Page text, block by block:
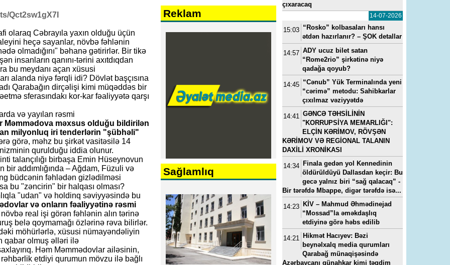
Qct2sw1gX7I
olaraq Cəbrayıla yaxın olduğu üçün
heçə sayanlar, növbə fəhlənin
olmadığını" bəhanə gətirirlər. Bir tikə
insanların qanını-tərini axıtdıqdan
bu meydanı açan xüsusi
alanda niyə fərqli idi? Dövlət başçısına
Qarabağın dirçəlişi kimi müqəddəs bir
sferasındakı kor-kar fəaliyyətə qarşı
və yayılan rəsmi
Məmmədova məxsus olduğu bildirilən
milyonluq iri tenderlərin "şübhəli"
görə, məhz bu şirkət vasitəsilə 14
qurulduğu iddia olunur.
talançılığı birbaşa Emin Hüseynovun
addımlığında – Ağdam, Füzuli və
büdcənin fəhlədən gizlədilməsi
bu "zəncirin" bir halqası olması?
"udan" və holdinq səviyyəsində bu
və onların fəaliyyətinə rəsmi
növbə real işi görən fəhlənin alın tərinə
belə qoymamağı özlərinə rəva bilirlər.
möhürlərlə, xüsusi nümayəndəliyin
qabar olmuş əlləri ilə
Həm Məmmədovlar ailəsinin,
etdiyi qurumun mövzu ilə bağlı
Reklam
Sağlamlıq
çıxaracaq
14-07-2026
15:03 “Rosko” kolbasaları hansı
ətdən hazırlanır? – ŞOK detallar
14:57 ADY ucuz bilet satan
“Rome2rio” şirkətinə niyə
qadağa qoyub?
14:45 “Cənub” Yük Terminalında yeni
“cərimə” metodu: Sahibkarlar
çıxılmaz vəziyyətdə
14:41 GƏNCƏ TƏHSİLİNİN
"KORRUPSİYA MEMARLIĞI":
ELÇİN KƏRİMOV, RÖVŞƏN
KƏRİMOV VƏ REGİONAL TALANIN
DAXİLİ XRONİKASI
14:34 Finala gedən yol Kennedinin
öldürüldüyü Dallasdan keçir: Bu
gecə yalnız biri “sağ qalacaq” -
Bir tərəfdə Mbappe, digər tərəfdə isə...
14:23 KİV – Mahmud Əhmədinejad
“Mossad”la əməkdaşlıq
etdiyinə görə həbs edilib
14:21 Hikmət Hacıyev: Bəzi
beynəlxalq media qurumları
Qarabağ münaqişəsində
Azərbaycanı günahkar kimi təqdim